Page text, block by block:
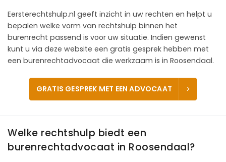
Eersterechtshulp.nl geeft inzicht in uw rechten en helpt u
bepalen welke vorm van rechtshulp binnen het
burenrecht passend is voor uw situatie. Indien gewenst
kunt u via deze website een gratis gesprek hebben met
een burenrechtadvocaat die werkzaam is in Roosendaal.
GRATIS GESPREK MET EEN ADVOCAAT
Welke rechtshulp biedt een
burenrechtadvocaat in Roosendaal?